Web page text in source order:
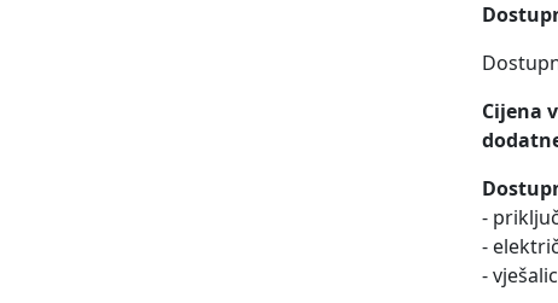
Cijena
-
-
-